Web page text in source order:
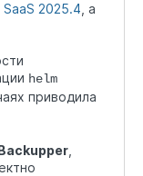
SaaS 2025.4 , а
helm
приводила